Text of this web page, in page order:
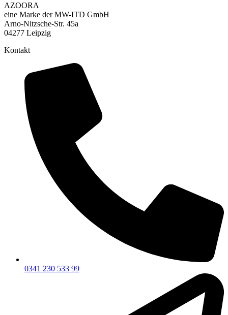
AZOORA
eine Marke der MW-ITD GmbH
Arno-Nitzsche-Str. 45a
04277 Leipzig
Kontakt
0341 230 533 99